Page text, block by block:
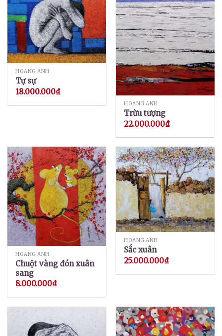
HOÀNG ANH
Tự sự
18.000.000₫
HOÀNG ANH
Trừu tượng
22.000.000₫
HOÀNG ANH
Chuột vàng đón xuân
sang
8.000.000₫
HOÀNG ANH
Sắc xuân
25.000.000₫